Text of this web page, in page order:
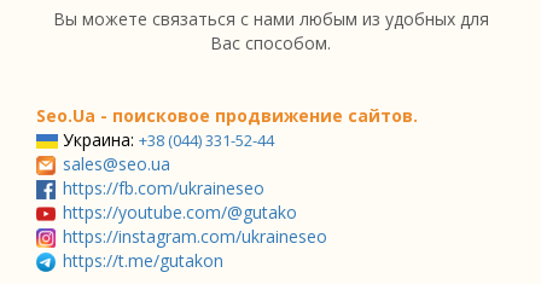
Вы можете связаться с нами любым из удобных для
Вас способом.
Seo.Ua - поисковое продвижение сайтов.
Украина: +38 (044) 331-52-44
sales@seo.ua
https://fb.com/ukraineseo
https://youtube.com/@gutako
https://instagram.com/ukraineseo
https://t.me/gutakon